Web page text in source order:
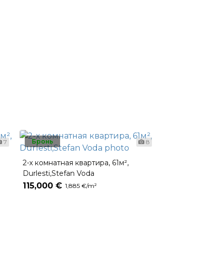
7 8
Бронь
2-х комнатная квартира, 61м²,
Durlesti,Stefan Voda
115,000 € 1,885 €/m²